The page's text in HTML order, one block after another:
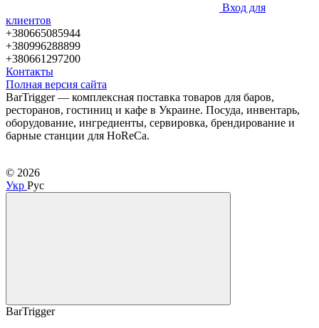
Вход для
клиентов
+380665085944
+380996288899
+380661297200
Контакты
Полная версия сайта
BarTrigger — комплексная поставка товаров для баров,
ресторанов, гостиниц и кафе в Украине. Посуда, инвентарь,
оборудование, ингредиенты, сервировка, брендирование и
барные станции для HoReCa.
© 2026
Укр Рус
BarTrigger